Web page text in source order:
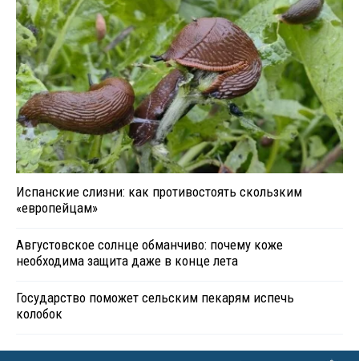
Испанские слизни: как противостоять скользким
«европейцам»
Августовское солнце обманчиво: почему коже
необходима защита даже в конце лета
Государство поможет сельским пекарям испечь
колобок